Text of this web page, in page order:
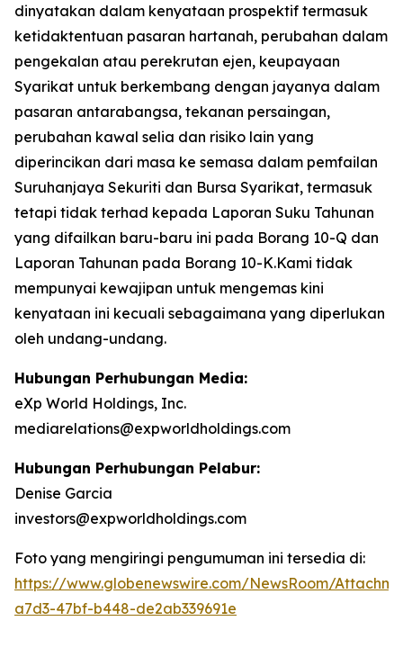
dinyatakan dalam kenyataan prospektif termasuk
ketidaktentuan pasaran hartanah, perubahan dalam
pengekalan atau perekrutan ejen, keupayaan
Syarikat untuk berkembang dengan jayanya dalam
pasaran antarabangsa, tekanan persaingan,
perubahan kawal selia dan risiko lain yang
diperincikan dari masa ke semasa dalam pemfailan
Suruhanjaya Sekuriti dan Bursa Syarikat, termasuk
tetapi tidak terhad kepada Laporan Suku Tahunan
yang difailkan baru-baru ini pada Borang 10-Q dan
Laporan Tahunan pada Borang 10-K.Kami tidak
mempunyai kewajipan untuk mengemas kini
kenyataan ini kecuali sebagaimana yang diperlukan
oleh undang-undang.
Hubungan Perhubungan Media:
eXp World Holdings, Inc.
mediarelations@expworldholdings.com
Hubungan Perhubungan Pelabur:
Denise Garcia
investors@expworldholdings.com
Foto yang mengiringi pengumuman ini tersedia di:
https://www.globenewswire.com/NewsRoom/
a7d3-47bf-b448-de2ab339691e